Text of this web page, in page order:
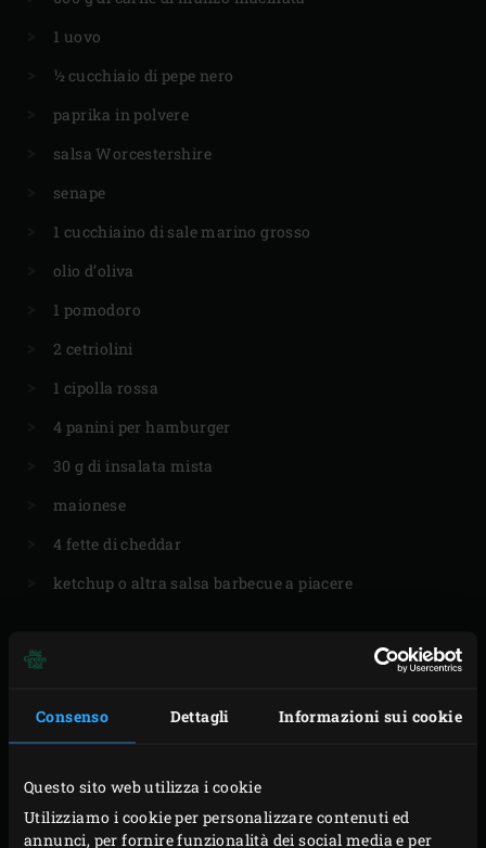
Consenso Dettagli Informazioni sui cookie
Questo sito web utilizza i cookie
Utilizziamo i cookie per personalizzare contenuti ed
annunci, per fornire funzionalità dei social media e per
1 uovo
½ cucchiaio di pepe nero
paprika in polvere
salsa Worcestershire
senape
1 cucchiaino di sale marino grosso
olio d’oliva
1 pomodoro
2 cetriolini
1 cipolla rossa
4 panini per hamburger
30 g di insalata mista
maionese
4 fette di cheddar
ketchup o altra salsa barbecue a piacere
PREPARAZIONE
la temperatura a 140 °C inserendo
e laHalf Cast Iron Plancha, quest’ultima con il lato